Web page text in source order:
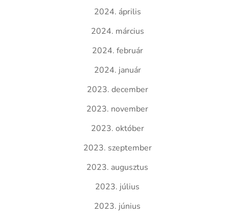
2024. április
2024. március
2024. február
2024. január
2023. december
2023. november
2023. október
2023. szeptember
2023. augusztus
2023. július
2023. június